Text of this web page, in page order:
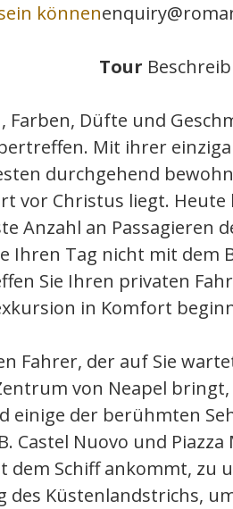
können
Tour
Farben, Düfte und
Mit ihrer
durchgehend
vor Christus liegt.
Anzahl an Passagieren
Ihren Tag nicht mit dem
Sie Ihren privaten
in Komfort
Fahrer, der auf Sie
von Neapel
einige der berühmten
Castel Nuovo und
dem Schiff ankommt, zu
Küstenlandstrichs,